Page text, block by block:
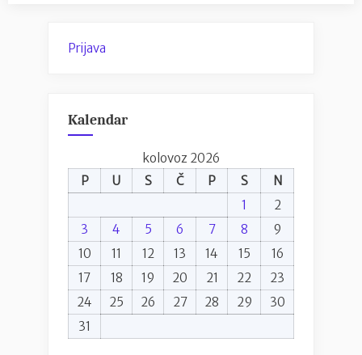
Prijava
Kalendar
kolovoz 2026
P
U S Č P S
N
1
2
3
4 5 6 7 8
9
10
11 12 13 14 15
16
17
18 19 20 21 22
23
24
25 26 27 28 29
30
31